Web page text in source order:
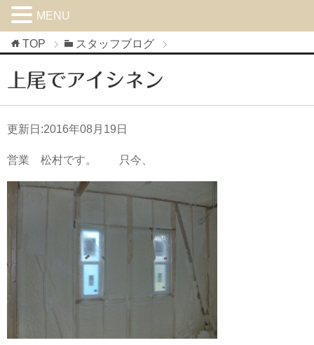
TOP スタッフブログ
上尾でアイシネン
更新日:2016年08月19日
営業 松村です。 只今、
MENU